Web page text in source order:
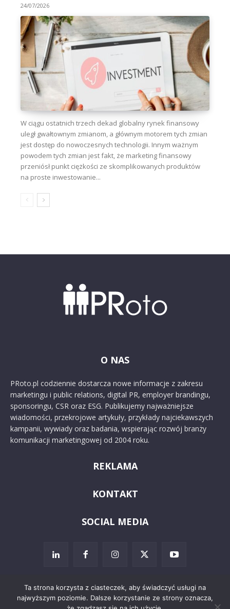
24/07/2026
W ciągu ostatnich trzech dekad globalny rynek finansowy
uległ gwałtownym zmianom, a głównym motorem tych zmian
jest dostęp do nowoczesnych technologii. Innym ważnym
powodem tych zmian jest fakt, że marketing finansowy
przeniósł punkt ciężkości ze skomplikowanych produktów
na proste inwestowanie...
O NAS
PRoto.pl codziennie dostarcza nowe informacje z zakresu
marketingu i public relations, digital PR, employer brandingu,
sponsoringu, CSR oraz ESG. Publikujemy najważniejsze
wiadomości, przekrojowe artykuły, przykłady najciekawszych
kampanii, wywiady oraz badania, wspierając rozwój branży
komunikacji marketingowej od 2004 roku.
REKLAMA
KONTAKT
SOCIAL MEDIA
Ta strona korzysta z ciasteczek, aby świadczyć usługi na
najwyższym poziomie. Dalsze korzystanie ze strony oznacza,